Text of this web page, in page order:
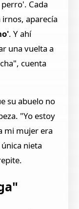
Cada
aparecía
. Y ahí
una vuelta a
cuenta
su abuelo no
"Yo estoy
mi mujer era
nieta